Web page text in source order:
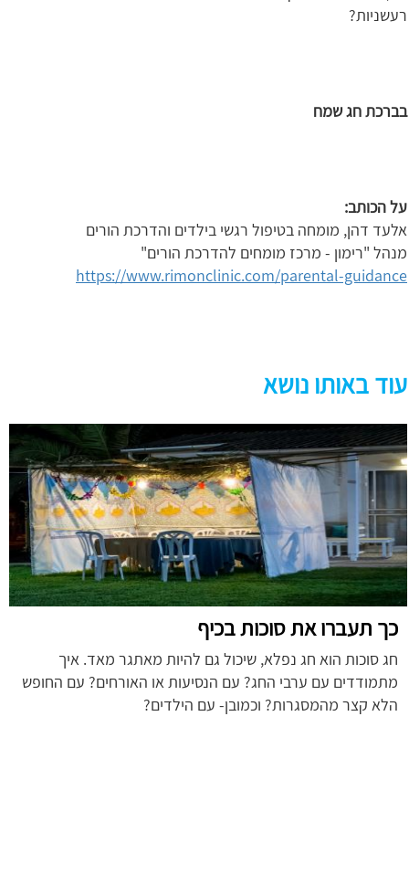
רעשניות?
בברכת חג שמח
על הכותב:
אלעד דהן, מומחה בטיפול רגשי בילדים והדרכת הורים
מנהל "רימון - מרכז מומחים להדרכת הורים"
https://www.rimonclinic.com/parental-guidance
עוד באותו נושא
כך תעברו את סוכות בכיף
חג סוכות הוא חג נפלא, שיכול גם להיות מאתגר מאד. איך
מתמודדים עם ערבי החג? עם הנסיעות או האורחים? עם החופש
הלא קצר מהמסגרות? וכמובן- עם הילדים?